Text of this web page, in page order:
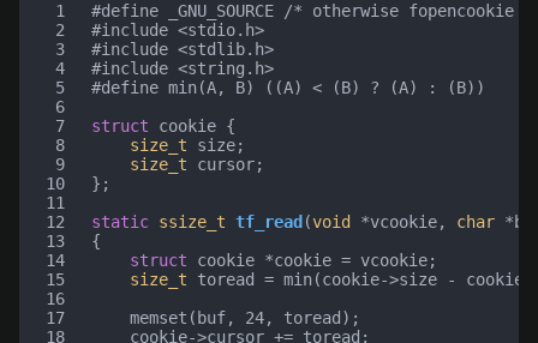
1
2
3
4
5
6
7
8
9
10
11
12
13
14
15
16
17
18
#define _GNU_SOURCE
/* otherwise fopencookie
#include <stdio.h>
#include <stdlib.h>
#include <string.h>
#define min(A, B) ((A) < (B) ? (A) : (B))
struct
cookie {
size_t
size;
size_t
cursor;
};
static ssize_t tf_read (void *vcookie, char *
{
struct
cookie *cookie = vcookie;
size_t
toread = min(cookie->size - cookie
memset ( buf, 24, toread );
cookie->cursor += toread ;